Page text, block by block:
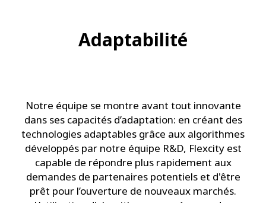
Adaptabilité
Notre équipe se montre avant tout innovante
dans ses capacités d’adaptation: en créant des
technologies adaptables grâce aux algorithmes
développés par notre équipe R&D, Flexcity est
capable de répondre plus rapidement aux
demandes de partenaires potentiels et d'être
prêt pour l’ouverture de nouveaux marchés.